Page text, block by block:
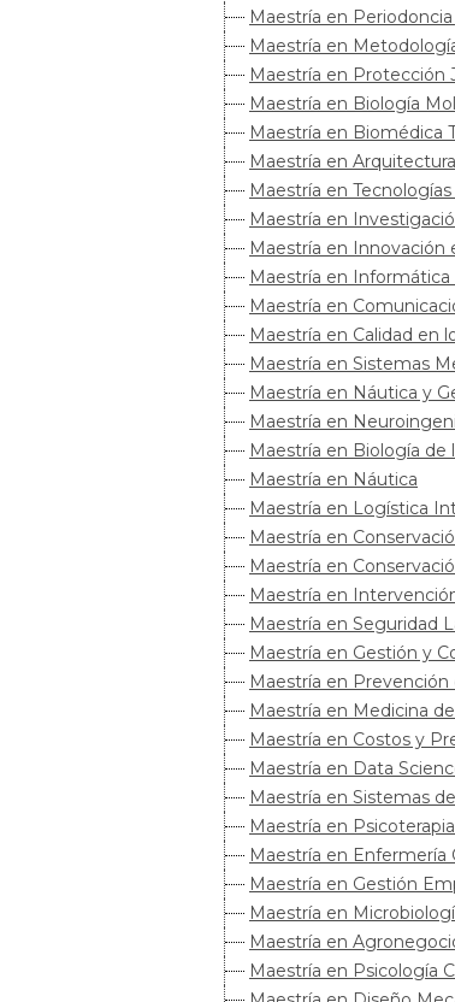
Maestría en
Maestría en
Maestría en Protección
Maestría en Biología
Maestría en Biomédica
Maestría en
Maestría en
Maestría en
Maestría en
Maestría en
Maestría en
Maestría en Calidad en
Maestría en Sistemas
Maestría en Náutica y
Maestría en
Maestría en Biología de
Maestría en Náutica
Maestría en Logística
Maestría en
Maestría en
Maestría en
Maestría en Seguridad
Maestría en Gestión y
Maestría en Prevención
Maestría en Medicina
Maestría en Costos y
Maestría en Data
Maestría en Sistemas
Maestría en
Maestría en Enfermería
Maestría en Gestión
Maestría en
Maestría en
Maestría en Psicología